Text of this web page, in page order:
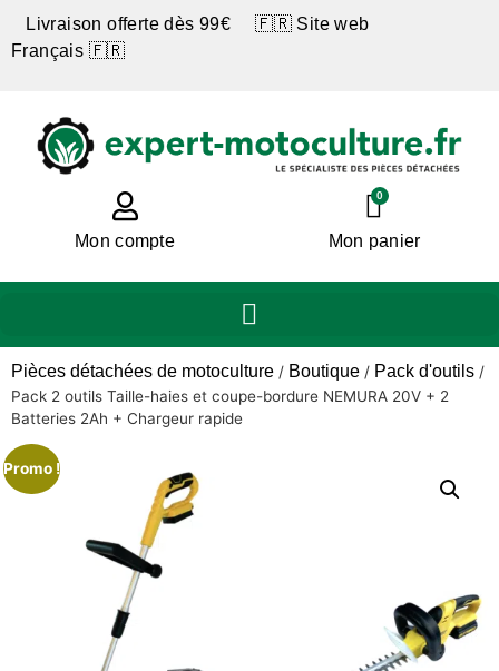
Livraison offerte dès 99€ 🇫🇷 Site web
Français 🇫🇷
Mon compte
0
Mon panier
Pièces détachées de motoculture / Boutique / Pack d'outils /
Pack 2 outils Taille-haies et coupe-bordure NEMURA 20V + 2
Batteries 2Ah + Chargeur rapide
Promo !